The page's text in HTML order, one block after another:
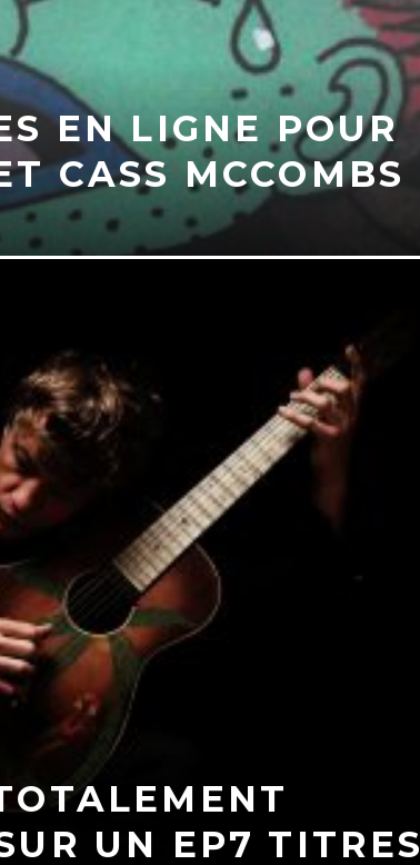
EN LIGNE POUR
CASS MCCOMBS
UN EP7 TITRES